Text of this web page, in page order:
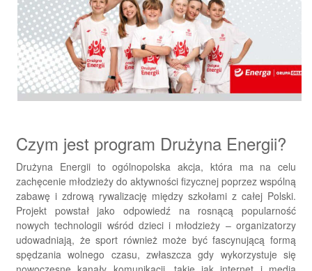
Czym jest program Drużyna Energii?
Drużyna Energii to ogólnopolska akcja, która ma na celu
zachęcenie młodzieży do aktywności fizycznej poprzez wspólną
zabawę i zdrową rywalizację między szkołami z całej Polski.
Projekt powstał jako odpowiedź na rosnącą popularność
nowych technologii wśród dzieci i młodzieży – organizatorzy
udowadniają, że sport również może być fascynującą formą
spędzania wolnego czasu, zwłaszcza gdy wykorzystuje się